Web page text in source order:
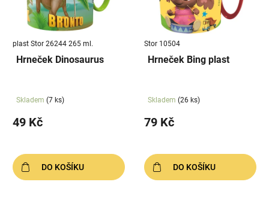
o
plast Stor 26244 265 ml.
Hrneček Dinosaurus
Skladem (7 ks)
49 Kč
DO KOŠÍKU
Stor 10504
Hrneček Bing plast
Skladem (26 ks)
79 Kč
DO KOŠÍKU